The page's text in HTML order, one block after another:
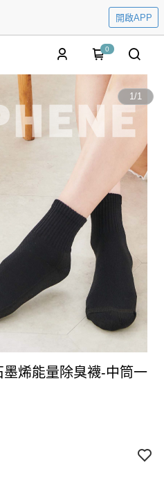
開啟APP
0
1/1
烯能量除臭襪-中筒一